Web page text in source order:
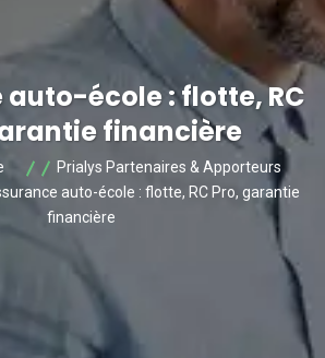
auto-école : flotte, RC
financière
Prialys Partenaires & Apporteurs
auto-école : flotte, RC Pro, garantie
financière